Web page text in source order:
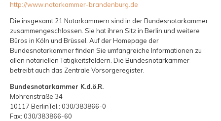
http://www.notarkammer-brandenburg.de
Die insgesamt 21 Notarkammern sind in der Bundesnotarkammer
zusammengeschlossen. Sie hat ihren Sitz in Berlin und weitere
Büros in Köln und Brüssel. Auf der Homepage der
Bundesnotarkammer finden Sie umfangreiche Informationen zu
allen notariellen Tätigkeitsfeldern. Die Bundesnotarkammer
betreibt auch das Zentrale Vorsorgeregister.
Bundesnotarkammer K.d.ö.R.
Mohrenstraße 34
10117 BerlinTel.: 030/383866-0
Fax: 030/383866-60